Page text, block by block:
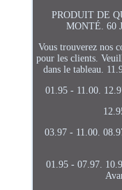
PRODUIT DE
MONTÉ. 60
Vous trouverez nos
pour les clients.
dans le tableau.
01.95 - 11.00.
03.97 - 11.00.
01.95 - 07.97.